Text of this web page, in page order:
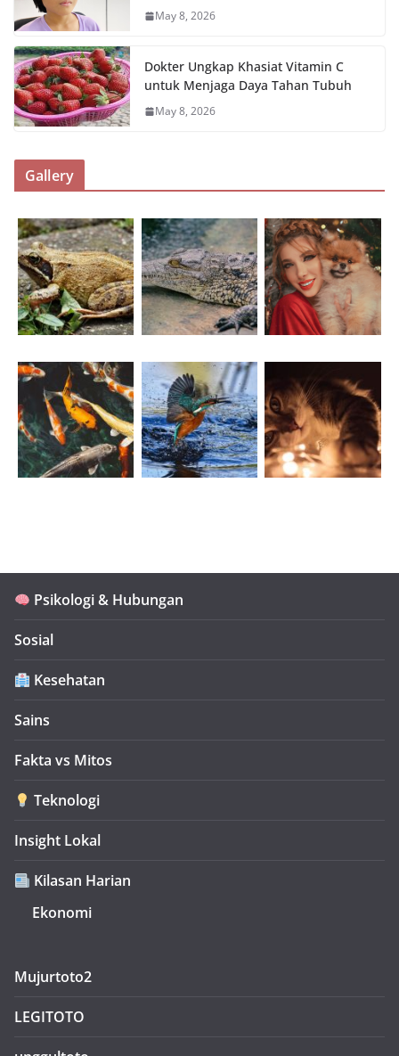
May 8, 2026
Dokter Ungkap Khasiat Vitamin C
untuk Menjaga Daya Tahan Tubuh
May 8, 2026
Gallery
Psikologi & Hubungan
Sosial
Kesehatan
Sains
Fakta vs Mitos
Teknologi
Insight Lokal
Kilasan Harian
Ekonomi
Mujurtoto2
LEGITOTO